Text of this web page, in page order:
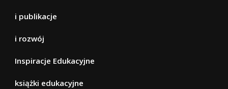
i publikacje
i rozwój
Inspiracje Edukacyjne
książki edukacyjne